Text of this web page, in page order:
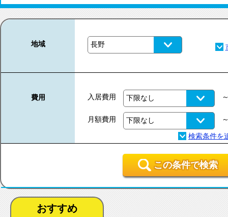
地域
費用 入居費用
月額費用
この条件で検索
おすすめ